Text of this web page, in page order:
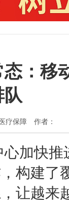
：移
队
疗保障 作者：
加快
构建了
让越来